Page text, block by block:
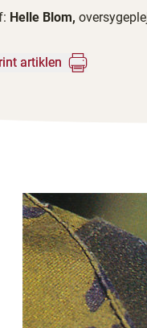
Helle Blom,
artiklen